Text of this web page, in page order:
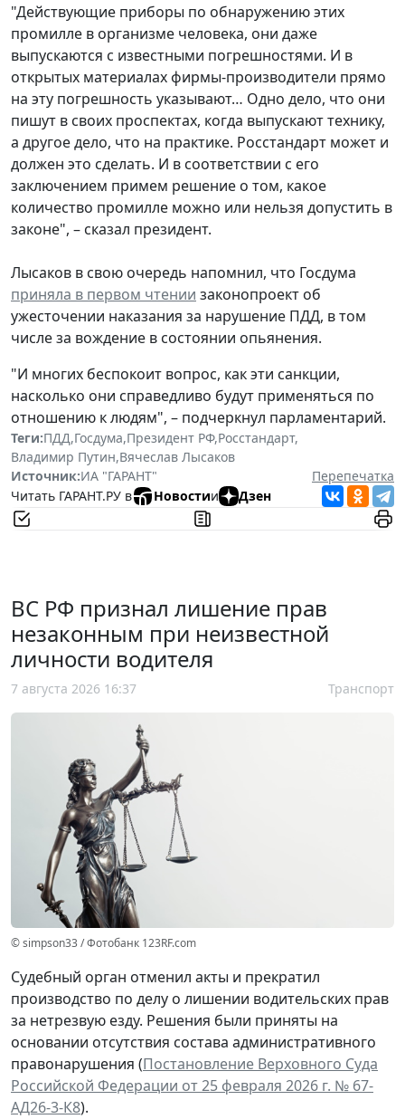
"Действующие приборы по обнаружению этих
промилле в организме человека, они даже
выпускаются с известными погрешностями. И в
открытых материалах фирмы-производители прямо
на эту погрешность указывают… Одно дело, что они
пишут в своих проспектах, когда выпускают технику,
а другое дело, что на практике. Росстандарт может и
должен это сделать. И в соответствии с его
заключением примем решение о том, какое
количество промилле можно или нельзя допустить в
законе", – сказал президент.
Лысаков в свою очередь напомнил, что Госдума
приняла в первом чтении законопроект об
ужесточении наказания за нарушение ПДД, в том
числе за вождение в состоянии опьянения.
"И многих беспокоит вопрос, как эти санкции,
насколько они справедливо будут применяться по
отношению к людям", – подчеркнул парламентарий.
Теги:ПДД,Госдума,Президент РФ,Росстандарт,
Владимир Путин,Вячеслав Лысаков
Источник:ИА "ГАРАНТ"
Перепечатка
Читать ГАРАНТ.РУ в
Новостии Дзен
ВС РФ признал лишение прав
незаконным при неизвестной
личности водителя
7 августа 2026 16:37 Транспорт
© simpson33 / Фотобанк 123RF.com
Судебный орган отменил акты и прекратил
производство по делу о лишении водительских прав
за нетрезвую езду. Решения были приняты на
основании отсутствия состава административного
правонарушения (Постановление Верховного Суда
Российской Федерации от 25 февраля 2026 г. № 67-
АД26-3-К8).